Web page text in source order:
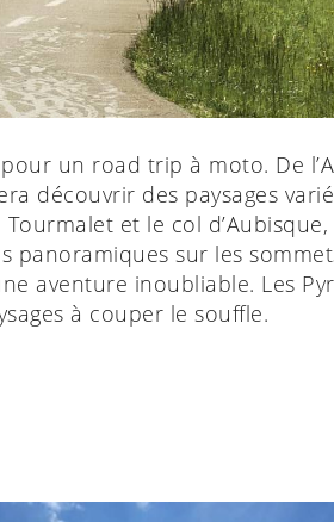
un road trip à moto. De
découvrir des paysages
et le col
panoramiques sur les
aventure inoubliable. Les
à couper le souffle.